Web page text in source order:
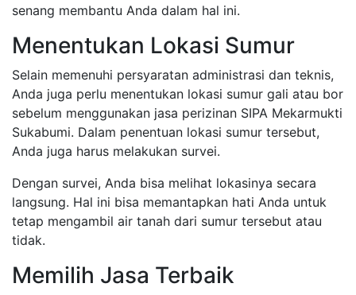
senang membantu Anda dalam hal ini.
Menentukan Lokasi Sumur
Selain memenuhi persyaratan administrasi dan teknis,
Anda juga perlu menentukan lokasi sumur gali atau bor
sebelum menggunakan jasa perizinan SIPA Mekarmukti
Sukabumi. Dalam penentuan lokasi sumur tersebut,
Anda juga harus melakukan survei.
Dengan survei, Anda bisa melihat lokasinya secara
langsung. Hal ini bisa memantapkan hati Anda untuk
tetap mengambil air tanah dari sumur tersebut atau
tidak.
Memilih Jasa Terbaik